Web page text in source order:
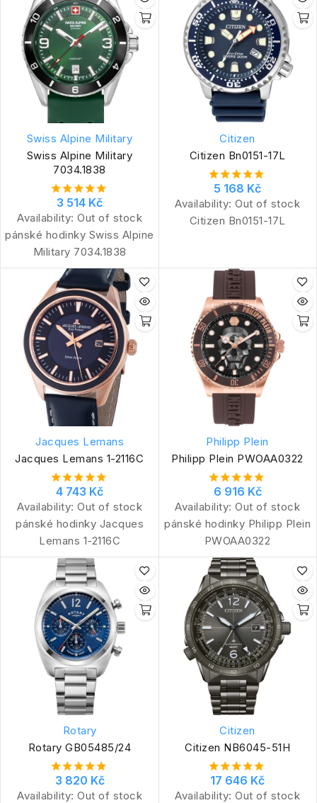
Swiss Alpine Military
Swiss Alpine Military
7034.1838
3 514 Kč
Availability: Out of stock
pánské hodinky Swiss Alpine
Military 7034.1838
Citizen
Citizen Bn0151-17L
5 168 Kč
Availability: Out of stock
Citizen Bn0151-17L
Jacques Lemans
Jacques Lemans 1-2116C
4 743 Kč
Availability: Out of stock
pánské hodinky Jacques
Lemans 1-2116C
Philipp Plein
Philipp Plein PWOAA0322
6 916 Kč
Availability: Out of stock
pánské hodinky Philipp Plein
PWOAA0322
Rotary
Rotary GB05485/24
3 820 Kč
Availability: Out of stock
Citizen
Citizen NB6045-51H
17 646 Kč
Availability: Out of stock